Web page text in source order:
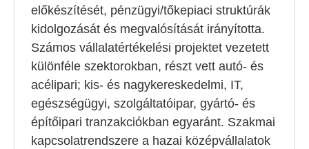
előkészítését, pénzügyi/tőkepiaci struktúrák
kidolgozását és megvalósítását irányította.
Számos vállalatértékelési projektet vezetett
különféle szektorokban, részt vett autó- és
acélipari; kis- és nagykereskedelmi, IT,
egészségügyi, szolgáltatóipar, gyártó- és
építőipari tranzakciókban egyaránt. Szakmai
kapcsolatrendszere a hazai középvállalatok